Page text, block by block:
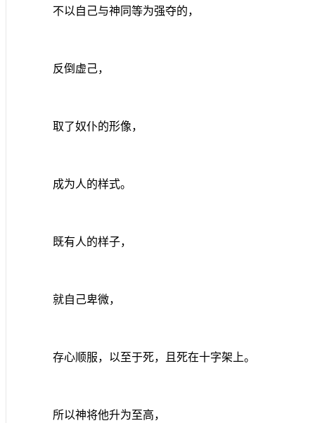
不以自己与神同等为强夺的，
反倒虚己，
取了奴仆的形像，
成为人的样式。
既有人的样子，
就自己卑微，
存心顺服，以至于死，且死在十字架上。
所以神将他升为至高，